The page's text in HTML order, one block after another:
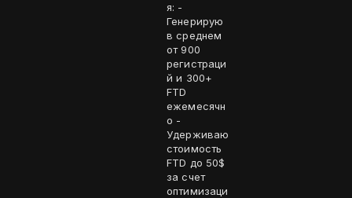
я: -
Генерирую
в среднем
от 900
регистраци
й и 300+
FTD
ежемесячн
о -
Удерживаю
стоимость
FTD до 50$
за счет
оптимизаци